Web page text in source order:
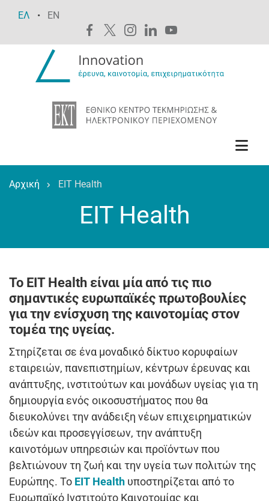
περιεχόμενο
ΕΛ EN
Breadcrumb
Αρχική EIT Health
EIT Health
Το EIT Health είναι μία από τις πιο
σημαντικές ευρωπαϊκές πρωτοβουλίες
για την ενίσχυση της καινοτομίας στον
τομέα της υγείας.
Στηρίζεται σε ένα μοναδικό δίκτυο κορυφαίων
εταιρειών, πανεπιστημίων, κέντρων έρευνας και
ανάπτυξης, ινστιτούτων και μονάδων υγείας για τη
δημιουργία ενός οικοσυστήματος που θα
διευκολύνει την ανάδειξη νέων επιχειρηματικών
ιδεών και προσεγγίσεων, την ανάπτυξη
καινοτόμων υπηρεσιών και προϊόντων που
βελτιώνουν τη ζωή και την υγεία των πολιτών της
Ευρώπης. Το ΕΙΤ Health υποστηρίζεται από το
Ευρωπαϊκό Ινστιτούτο Καινοτομίας και